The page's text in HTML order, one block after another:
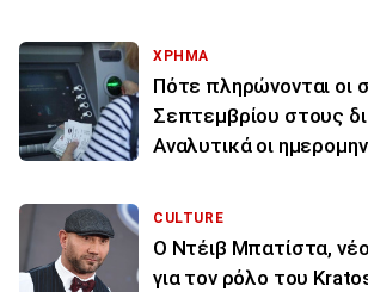
ΧΡΗΜΑ
Πότε πληρώνονται οι
Σεπτεμβρίου στους
Αναλυτικά οι
CULTURE
Ο Ντέιβ Μπατίστα,
για τον ρόλο του